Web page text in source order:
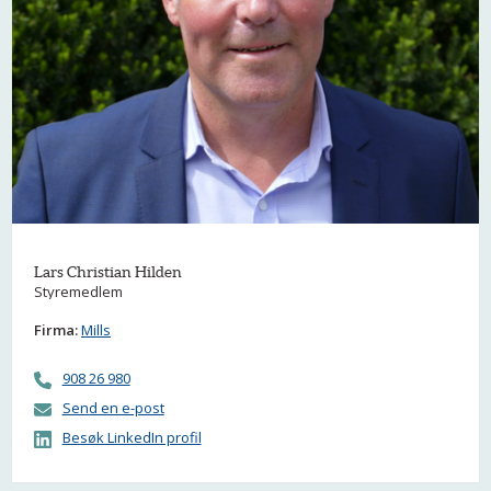
Lars Christian Hilden
Styremedlem
Firma:Mills
908 26 980
Send en e-post
Besøk LinkedIn profil